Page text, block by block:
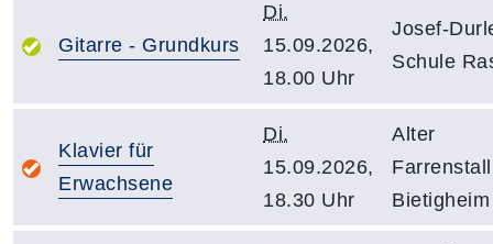
Gitarre - Grundkurs
Di.
15.09.2026,
18.00 Uhr
Josef-
Schule
Klavier für
Erwachsene
Di.
15.09.2026,
18.30 Uhr
Alter
Farrenstall
Bietigheim